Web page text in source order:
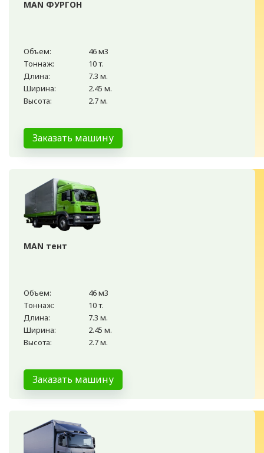
MAN ФУРГОН
Объем:
46 м3
Тоннаж:
10 т.
Длина:
7.3 м.
Ширина:
2.45 м.
Высота:
2.7 м.
Заказать машину
MAN тент
Объем:
46 м3
Тоннаж:
10 т.
Длина:
7.3 м.
Ширина:
2.45 м.
Высота:
2.7 м.
Заказать машину